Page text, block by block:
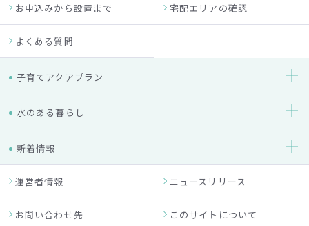
お申込みから設置まで 宅配エリアの確認
よくある質問
子育てアクアプラン
水のある暮らし
新着情報
運営者情報 ニュースリリース
お問い合わせ先 このサイトについて